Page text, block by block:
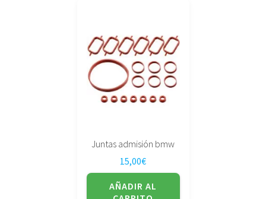
Juntas admisión bmw
15,00€
AÑADIR AL